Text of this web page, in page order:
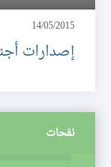
14/05/2015
إصدارات
نفحات